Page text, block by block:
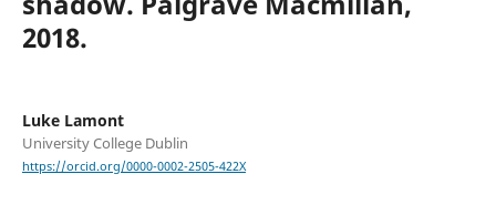
2018.
Luke Lamont
University College Dublin
https://orcid.org/0000-0002-2505-422X